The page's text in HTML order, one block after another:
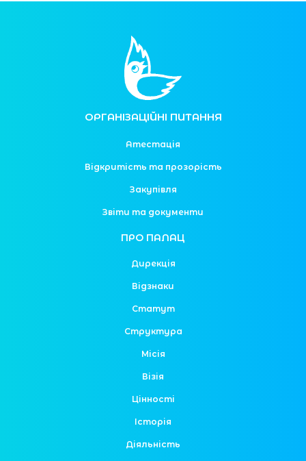
ОРГАНІЗАЦІЙНІ ПИТАННЯ
Атестація
Відкритість та прозорість
Закупівля
Звіти та документи
ПРО ПАЛАЦ
Дирекція
Відзнаки
Статут
Структура
Місія
Візія
Цінності
Історія
Діяльність